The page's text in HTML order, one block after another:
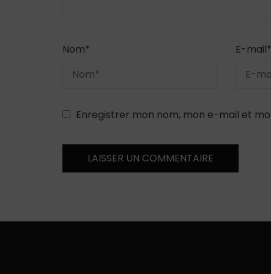
Nom* E-mail*
Enregistrer mon nom, mon e-mail et